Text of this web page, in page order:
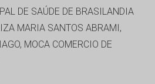
DE SAÚDE DE BRASILANDIA
MARIA SANTOS ABRAMI,
MOCA COMERCIO DE